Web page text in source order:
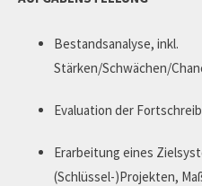
Bestandsanalyse, inkl.
Stärken/Schwächen/
Evaluation der
Erarbeitung eines
(Schlüssel-)Projekten,